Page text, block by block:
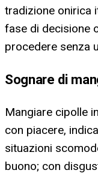
tradizione onirica
fase di decisione
procedere senza
Sognare di
Mangiare cipolle
con piacere,
situazioni
buono; con